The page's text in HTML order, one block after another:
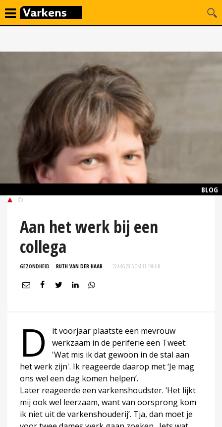
BLOG
©
Aan het werk bij een
collega
GEZONDHEID RUTH VAN DER HAAR 22 AUG 2016 OM 11:19UUR
D
it voorjaar plaatste een mevrouw
werkzaam in de periferie een Tweet:
'Wat mis ik dat gewoon in de stal aan
het werk zijn'. Ik reageerde daarop met ‘Je mag
ons wel een dag komen helpen’.
Later reageerde een varkenshoudster. ‘Het lijkt
mij ook wel leerzaam, want van oorsprong kom
ik niet uit de varkenshouderij’. Tja, dan moet je